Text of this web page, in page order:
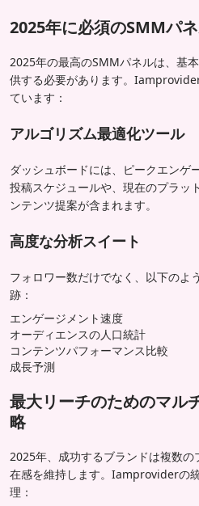
2025年に必須のSMMパ
2025年の最高のSMMパネルは、基
供する必要があります。
ています：
アルゴリズム最適化ツール
ダッシュボードには、ピークエンゲ
投稿スケジュールや、現在のプラッ
ンテンツ提案が含まれます。
高度な分析スイート
フォロワー数だけでなく、以下のよ
跡：
エンゲージメント速度
オーディエンスの人口統計
コンテンツパフォーマンス比較
成長予測
最大リーチのためのマル
略
2025年、成功するブランドは複数
在感を維持します。Iamproviderの
理：